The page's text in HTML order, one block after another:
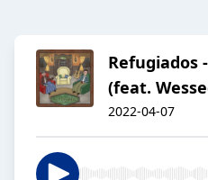
Refugiados
(feat.
2022-04-07